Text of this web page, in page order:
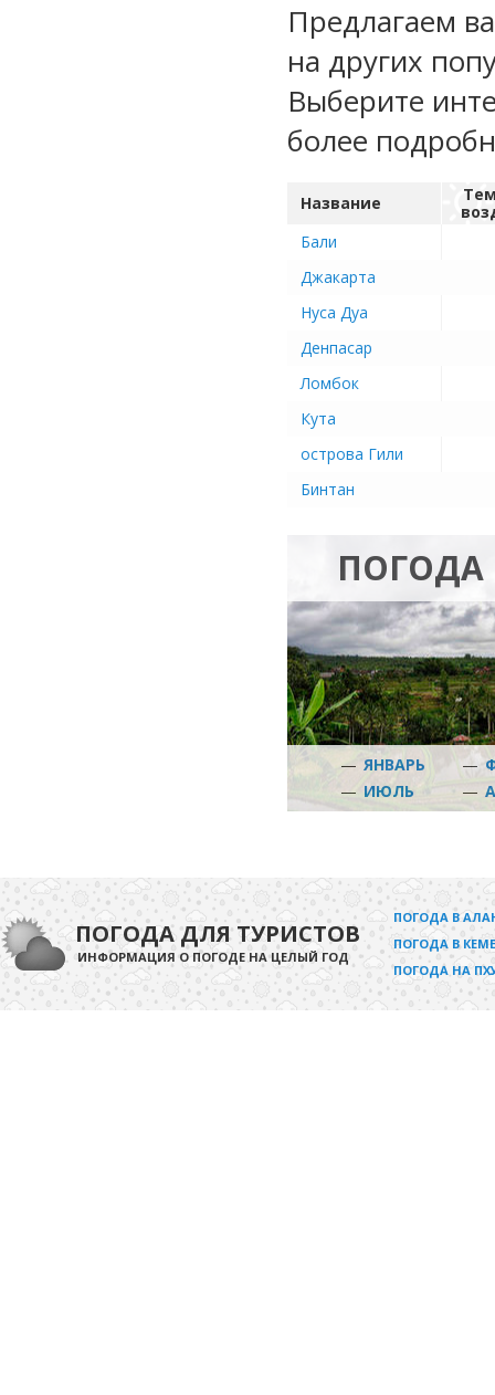
Предлагаем
на других
Выберите
более
Название
Бали
Джакарта
Нуса Дуа
Денпасар
Ломбок
Кута
острова Гили
Бинтан
ПОГОДА
— ЯНВАРЬ —
— ИЮЛЬ —
ПОГОДА ДЛЯ ТУРИСТОВ
ИНФОРМАЦИЯ О ПОГОДЕ НА ЦЕЛЫЙ ГОД
ПОГОДА В
ПОГОДА В
ПОГОДА НА